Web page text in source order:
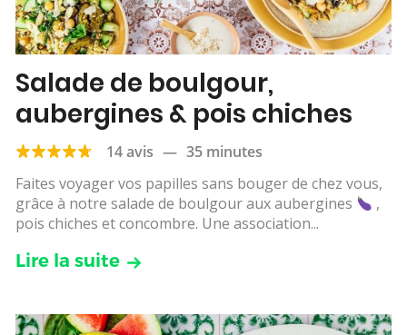
Salade de boulgour,
aubergines & pois chiches
14 avis — 35 minutes
Faites voyager vos papilles sans bouger de chez vous,
grâce à notre salade de boulgour aux aubergines
,
pois chiches et concombre. Une association...
Lire la suite